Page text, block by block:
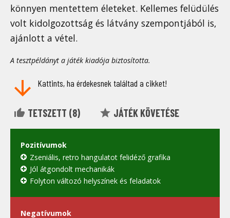
könnyen mentettem életeket. Kellemes felüdülés
volt kidolgozottság és látvány szempontjából is,
ajánlott a vétel.
A tesztpéldányt a játék kiadója biztosította.
Kattints, ha érdekesnek találtad a cikket!
TETSZETT (8) JÁTÉK KÖVETÉSE
Pozitívumok
Zseniális, retro hangulatot felidéző grafika
Jól átgondolt mechanikák
Folyton változó helyszínek és feladatok
Negatívumok